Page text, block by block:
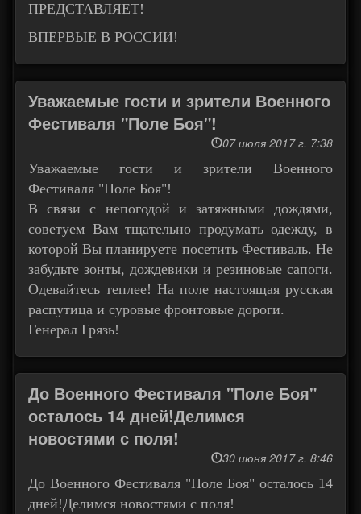
ПРЕДСТАВЛЯЕТ!
ВПЕРВЫЕ В РОССИИ!
Уважаемые гости и зрители Военного
Фестиваля "Поле Боя"!
07 июля 2017 г. 7:38
Уважаемые гости и зрители Военного
Фестиваля "Поле Боя"!
В связи с непогодой и затяжными дождями,
советуем Вам тщательно продумать одежду, в
которой Вы планируете посетить Фестиваль. Не
забудьте зонты, дождевики и резиновые сапоги.
Одевайтесь теплее! На поле настоящая русская
распутица и суровые фронтовые дороги.
Генерал Грязь!
До Военного Фестиваля "Поле Боя"
осталось 14 дней!Делимся
новостями с поля!
30 июня 2017 г. 8:46
До Военного Фестиваля "Поле Боя" осталось 14
дней!Делимся новостями с поля!